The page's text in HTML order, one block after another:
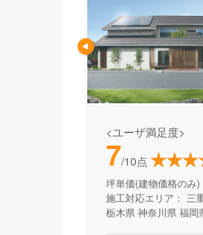
<ユーザ満足度>
7/10点
坪単価(建物価格のみ)
施工対応エリア： 三
栃木県 神奈川県 福岡